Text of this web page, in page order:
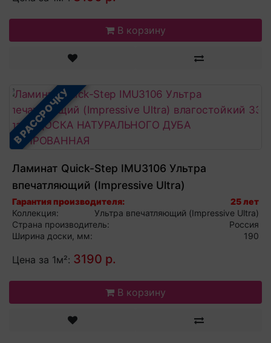
В корзину
В РАССРОЧКУ
Ламинат Quick-Step IMU3106 Ультра
впечатляющий (Impressive Ultra)
влагостойкий 33 класс ДОСКА
НАТУРАЛЬНОГО ДУБА ЛАКИРОВАННАЯ
Гарантия производителя:
25 лет
Коллекция:
Ультра впечатляющий (Impressive Ultra)
Страна производитель:
Россия
Ширина доски, мм:
190
Цена за 1м²: 3190 р.
В корзину